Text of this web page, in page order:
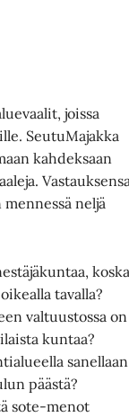
joissa
SeutuMajakka
kahdeksaan
neljä
tavalla?
valtuustossa on
kuntaa?
sanellaan
päästä?
sote-menot